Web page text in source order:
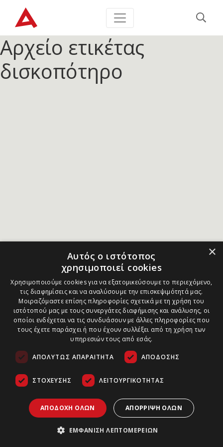
Αρχείο ετικέτας
δισκοπότηρο
×
Αυτός ο ιστότοπος
χρησιμοποιεί cookies
Χρησιμοποιούμε cookies για να εξατομικεύσουμε το περιεχόμενο,
τις διαφημίσεις και να αναλύσουμε την επισκεψιμότητά μας.
Μοιραζόμαστε επίσης πληροφορίες σχετικά με τη χρήση του
ιστότοπού μας με τους συνεργάτες διαφήμισης και ανάλυσης, οι
οποίοι ενδέχεται να τις συνδυάσουν με άλλες πληροφορίες που
τους έχετε παράσχει ή που έχουν συλλέξει από τη χρήση των
υπηρεσιών τους από εσάς.
ΑΠΟΛΎΤΩΣ ΑΠΑΡΑΊΤΗΤΑ ΑΠΌΔΟΣΗΣ
ΣΤΌΧΕΥΣΗΣ ΛΕΙΤΟΥΡΓΙΚΌΤΗΤΑΣ
ΑΠΟΔΟΧΉ ΌΛΩΝ ΑΠΌΡΡΙΨΗ ΌΛΩΝ
ΕΜΦΆΝΙΣΗ ΛΕΠΤΟΜΕΡΕΙΏΝ